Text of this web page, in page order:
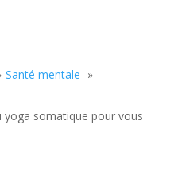
Santé mentale
yoga somatique pour vous